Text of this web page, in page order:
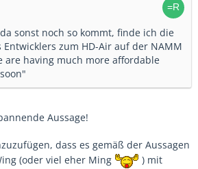
sonst noch so kommt, finde ich die
Entwicklers zum HD-Air auf der NAMM
are having much more affordable
Aussage!
dass es gemäß der Aussagen
(oder viel eher Ming
) mit